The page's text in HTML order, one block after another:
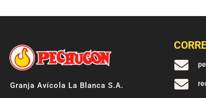
Granja Avícola La Blanca S.A.

